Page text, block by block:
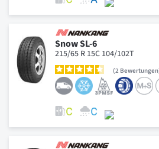
Snow SL-6
215/65 R 15C 104/102T
2 Bewertungen